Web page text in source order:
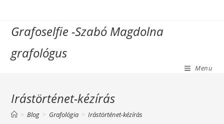
contentGrafoselfie -Szabó Magdolna
grafológus
Menu
Irástörténet-kézírás
> Blog > Grafológia > Irástörténet-kézírás